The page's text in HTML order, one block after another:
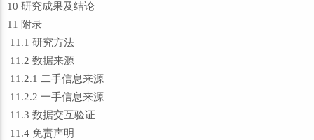
10 研究成果及结论
11 附录
11.1 研究方法
11.2 数据来源
11.2.1 二手信息来源
11.2.2 一手信息来源
11.3 数据交互验证
11.4 免责声明